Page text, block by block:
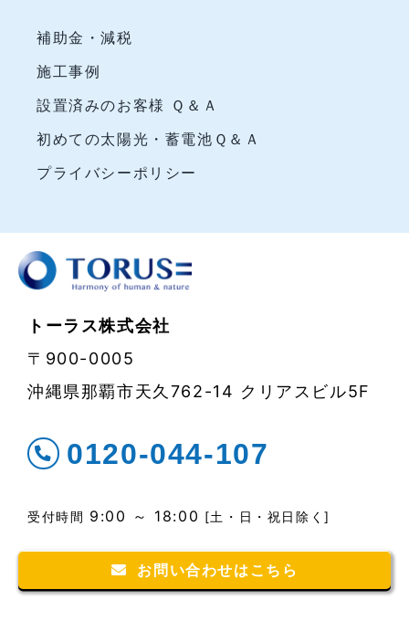
補助金・減税
施工事例
設置済みのお客様 Ｑ＆Ａ
初めての太陽光・蓄電池Ｑ＆Ａ
プライバシーポリシー
トーラス株式会社
〒900-0005
沖縄県那覇市天久762-14 クリアスビル5F
0120-044-107
受付時間 9:00 ～ 18:00 [土・日・祝日除く]
お問い合わせはこちら